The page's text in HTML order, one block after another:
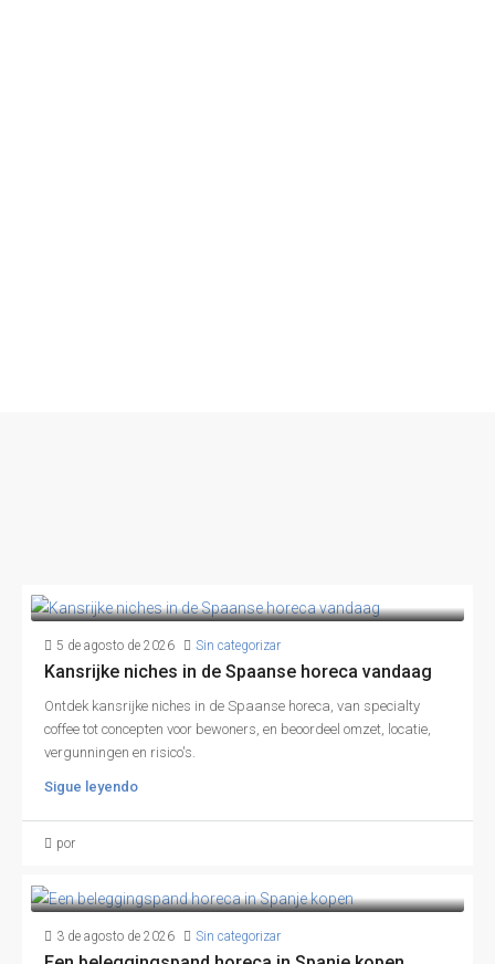
5 de agosto de 2026 Sin categorizar
Kansrijke niches in de Spaanse horeca vandaag
Ontdek kansrijke niches in de Spaanse horeca, van specialty
coffee tot concepten voor bewoners, en beoordeel omzet, locatie,
vergunningen en risico's.
Sigue leyendo
por
3 de agosto de 2026 Sin categorizar